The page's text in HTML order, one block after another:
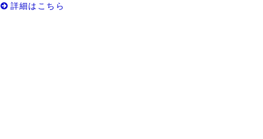
詳細はこちら